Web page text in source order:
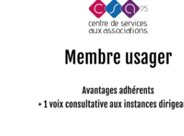
AJOUTER AU PANIER / DÉTAILS